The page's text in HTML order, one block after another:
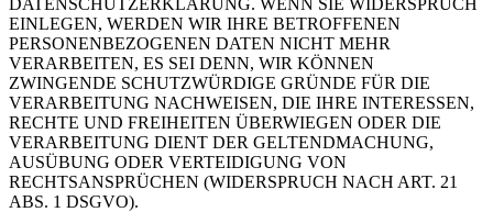
EINLEGEN, WERDEN WIR IHRE BETROFFENEN
PERSONENBEZOGENEN DATEN NICHT MEHR
VERARBEITEN, ES SEI DENN, WIR KÖNNEN
ZWINGENDE SCHUTZWÜRDIGE GRÜNDE FÜR DIE
VERARBEITUNG NACHWEISEN, DIE IHRE INTERESSEN,
RECHTE UND FREIHEITEN ÜBERWIEGEN ODER DIE
VERARBEITUNG DIENT DER GELTENDMACHUNG,
AUSÜBUNG ODER VERTEIDIGUNG VON
RECHTSANSPRÜCHEN (WIDERSPRUCH NACH ART. 21
ABS. 1 DSGVO).